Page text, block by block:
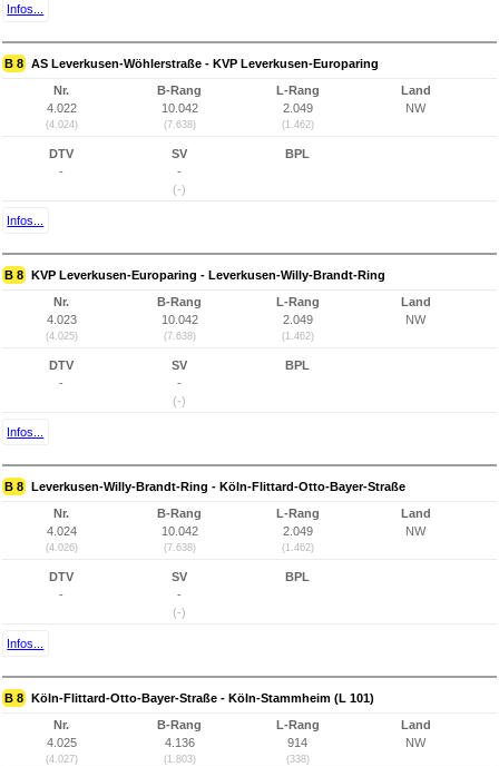
Infos...
B 8 AS Leverkusen-Wöhlerstraße - KVP Leverkusen-Europaring
Nr.
4.022
(4.024)
B-Rang
10.042
(7.638)
L-Rang
2.049
(1.462)
Land
NW
DTV
-
SV
-
(-)
BPL
Infos...
B 8 KVP Leverkusen-Europaring - Leverkusen-Willy-Brandt-Ring
Nr.
4.023
(4.025)
B-Rang
10.042
(7.638)
L-Rang
2.049
(1.462)
Land
NW
DTV
-
SV
-
(-)
BPL
Infos...
B 8 Leverkusen-Willy-Brandt-Ring - Köln-Flittard-Otto-Bayer-Straße
Nr.
4.024
(4.026)
B-Rang
10.042
(7.638)
L-Rang
2.049
(1.462)
Land
NW
DTV
-
SV
-
(-)
BPL
Infos...
B 8 Köln-Flittard-Otto-Bayer-Straße - Köln-Stammheim (L 101)
Nr.
4.025
(4.027)
B-Rang
4.136
(1.803)
L-Rang
914
(338)
Land
NW